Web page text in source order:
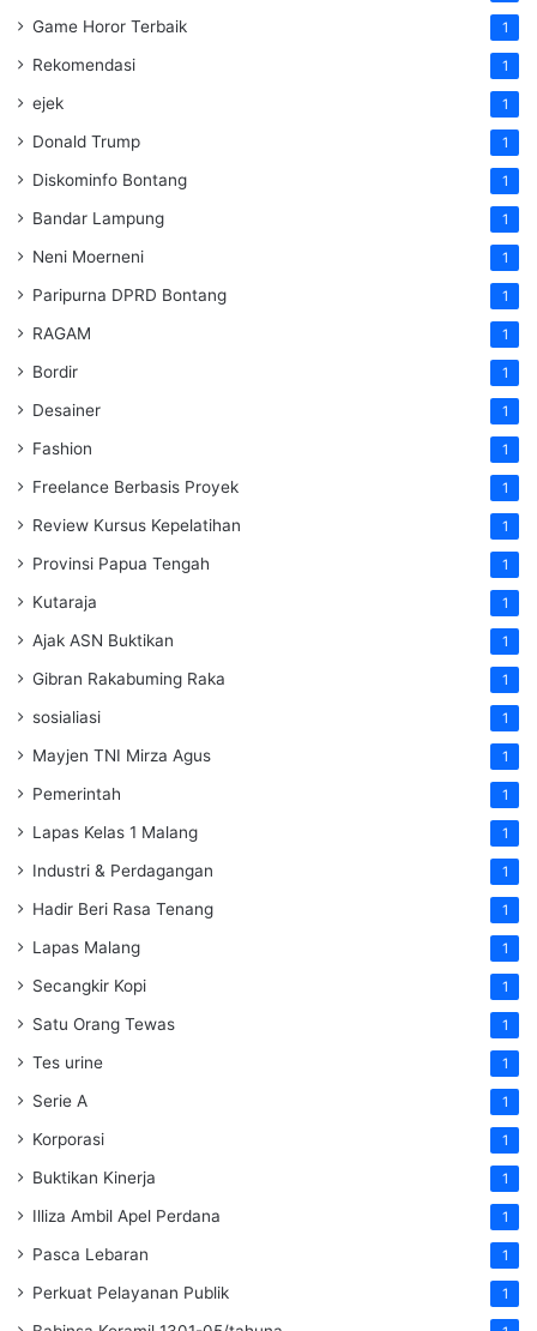
Game Horor Terbaik 1
Rekomendasi 1
ejek 1
Donald Trump 1
Diskominfo Bontang 1
Bandar Lampung 1
Neni Moerneni 1
Paripurna DPRD Bontang 1
RAGAM 1
Bordir 1
Desainer 1
Fashion 1
Freelance Berbasis Proyek 1
Review Kursus Kepelatihan 1
Provinsi Papua Tengah 1
Kutaraja 1
Ajak ASN Buktikan 1
Gibran Rakabuming Raka 1
sosialiasi 1
Mayjen TNI Mirza Agus 1
Pemerintah 1
Lapas Kelas 1 Malang 1
Industri & Perdagangan 1
Hadir Beri Rasa Tenang 1
Lapas Malang 1
Secangkir Kopi 1
Satu Orang Tewas 1
Tes urine 1
Serie A 1
Korporasi 1
Buktikan Kinerja 1
Illiza Ambil Apel Perdana 1
Pasca Lebaran 1
Perkuat Pelayanan Publik 1